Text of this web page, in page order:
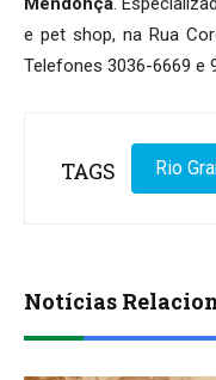
e pet shop, na Rua
Telefones 3036-6669 e
TAGS Rio
Notícias